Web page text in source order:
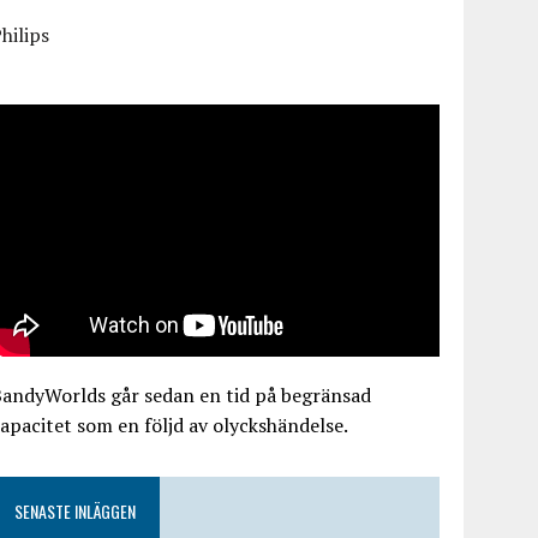
går sedan en tid på begränsad
som en följd av olyckshändelse.
SENASTE INLÄGGEN